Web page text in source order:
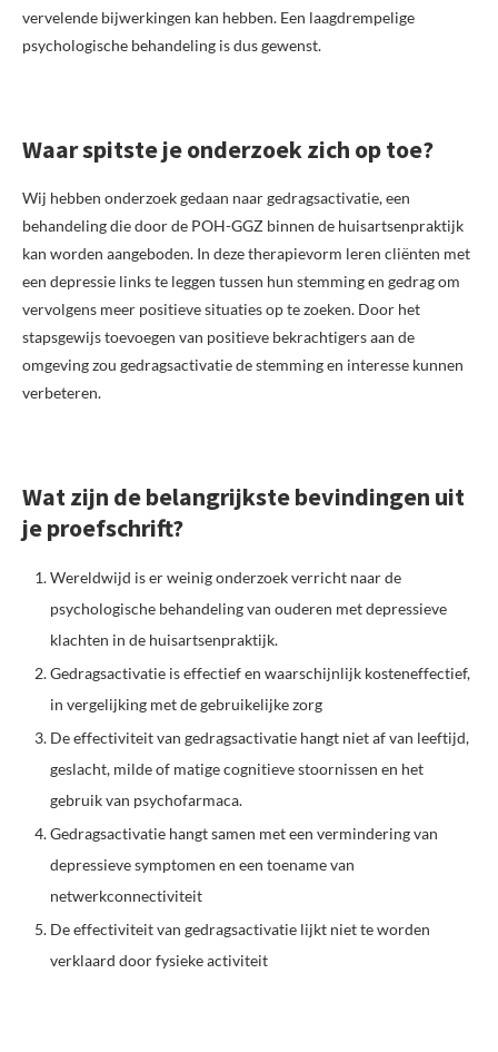
vervelende bijwerkingen kan hebben. Een laagdrempelige
psychologische behandeling is dus gewenst.
Waar spitste je onderzoek zich op toe?
Wij hebben onderzoek gedaan naar gedragsactivatie, een
behandeling die door de POH-GGZ binnen de huisartsenpraktijk
kan worden aangeboden. In deze therapievorm leren cliënten met
een depressie links te leggen tussen hun stemming en gedrag om
vervolgens meer positieve situaties op te zoeken. Door het
stapsgewijs toevoegen van positieve bekrachtigers aan de
omgeving zou gedragsactivatie de stemming en interesse kunnen
verbeteren.
Wat zijn de belangrijkste bevindingen uit
je proefschrift?
Wereldwijd is er weinig onderzoek verricht naar de
psychologische behandeling van ouderen met depressieve
klachten in de huisartsenpraktijk.
Gedragsactivatie is effectief en waarschijnlijk kosteneffectief,
in vergelijking met de gebruikelijke zorg
De effectiviteit van gedragsactivatie hangt niet af van leeftijd,
geslacht, milde of matige cognitieve stoornissen en het
gebruik van psychofarmaca.
Gedragsactivatie hangt samen met een vermindering van
depressieve symptomen en een toename van
netwerkconnectiviteit
De effectiviteit van gedragsactivatie lijkt niet te worden
verklaard door fysieke activiteit